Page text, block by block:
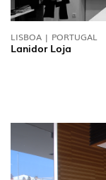
LISBOA | PORTUGAL
Lanidor Loja